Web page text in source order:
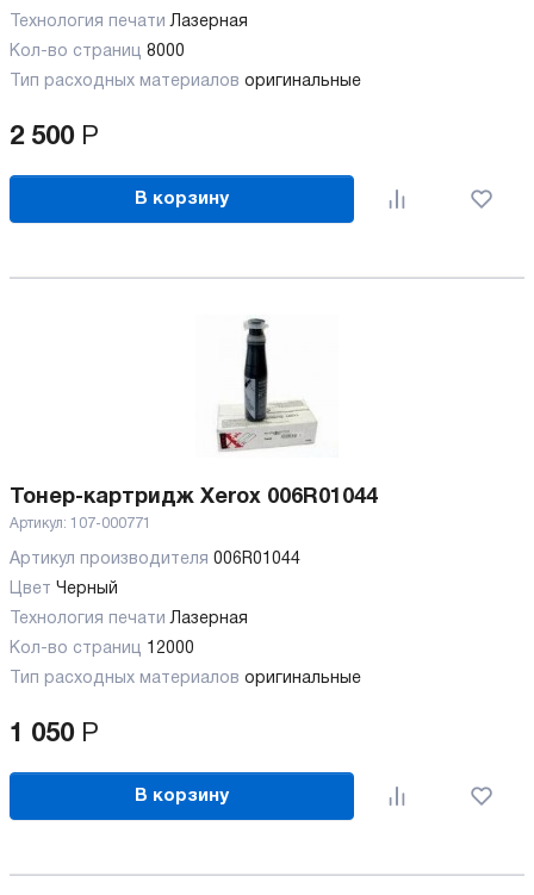
Технология печатиЛазерная
Кол-во страниц 8000
Тип расходных материалов оригинальные
2 500 Р
В корзину
Тонер-картридж Xerox 006R01044
Артикул: 107-000771
Артикул производителя 006R01044
Цвет Черный
Технология печати Лазерная
Кол-во страниц 12000
Тип расходных материалов оригинальные
1 050 Р
В корзину